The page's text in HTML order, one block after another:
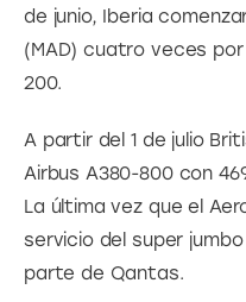
de junio, Iberia
(MAD) cuatro veces
200.
A partir del 1 de julio
Airbus A380-800 con
La última vez que el
servicio del super
parte de Qantas.